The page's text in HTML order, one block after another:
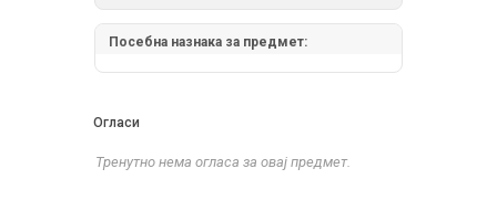
Посебна назнака за предмет:
Огласи
Тренутно нема огласа за овај предмет.